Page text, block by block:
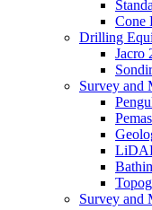
Cone
Drilling
Jacro
Survey and
Survey and